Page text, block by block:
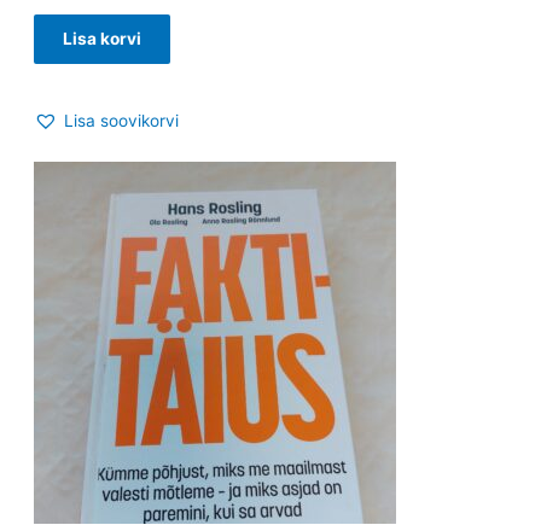
Lisa korvi
Lisa soovikorvi